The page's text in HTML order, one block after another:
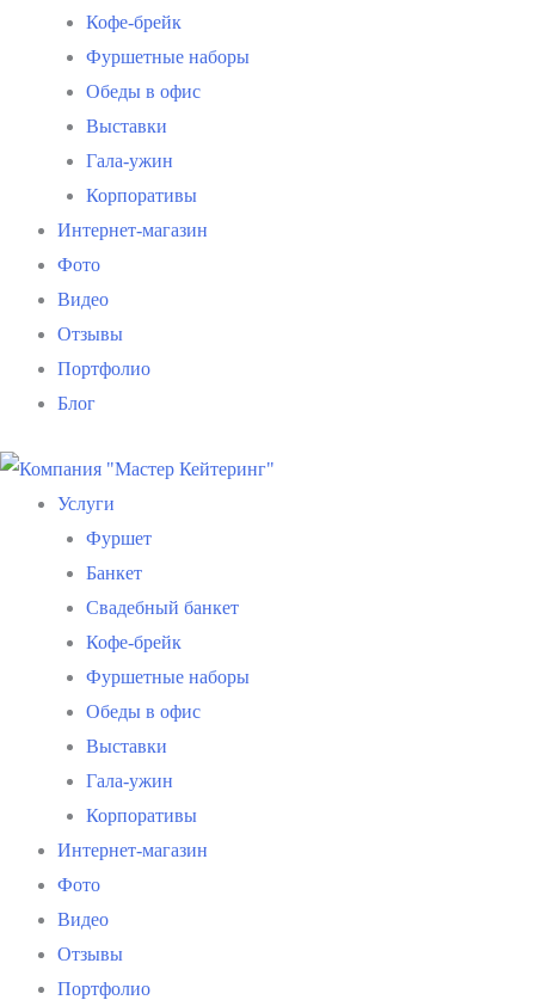
Кофе-брейк
Фуршетные наборы
Обеды в офис
Выставки
Гала-ужин
Корпоративы
Интернет-магазин
Фото
Видео
Отзывы
Портфолио
Блог
Услуги
Фуршет
Банкет
Свадебный банкет
Кофе-брейк
Фуршетные наборы
Обеды в офис
Выставки
Гала-ужин
Корпоративы
Интернет-магазин
Фото
Видео
Отзывы
Портфолио